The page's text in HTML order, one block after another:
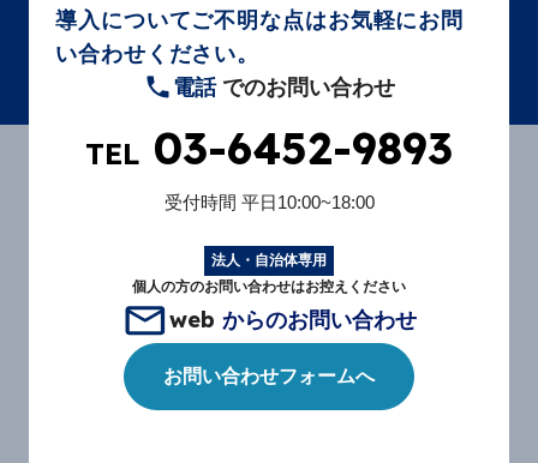
導入についてご不明な点はお気軽にお問
い合わせください。
電話でのお問い合わせ
TEL 03-6452-9893
受付時間 平日10:00~18:00
法人・自治体専用
個人の方のお問い合わせはお控えください
web からのお問い合わせ
お問い合わせフォームへ